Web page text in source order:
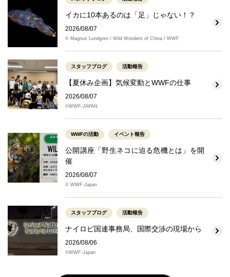
イカに10本あるのは「足」じゃない！？
2026/08/07
© Magnus Lundgren / Wild Wonders of China / WWF
スタッフブログ 活動報告
【夏休み企画】気候変動とWWFの仕事
2026/08/07
©WWF-JAPAN
WWFの活動 イベント報告
公開講座「野生ネコに迫る危機とは」を開
催
2026/08/07
© WWF-Japan
スタッフブログ 活動報告
ナイロビ国連事務局、国際交渉の現場から
2026/08/06
©WWF-Japan